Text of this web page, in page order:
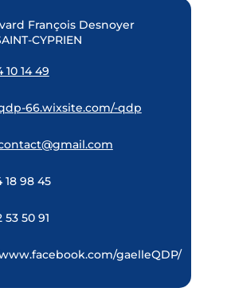
François Desnoyer
CYPRIEN
10 14 49
66.wixsite.com/-qdp
18 98 45
53 50 91
gaelleQDP/